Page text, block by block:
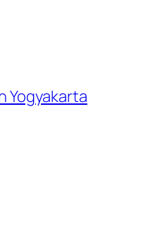
Yogyakarta